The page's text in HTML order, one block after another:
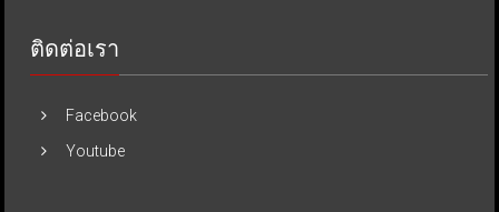
ติดต่อเรา
Facebook
Youtube